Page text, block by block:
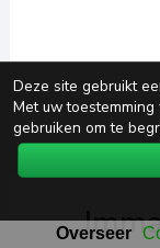
Deze site gebruikt
Met uw
gebruiken om te